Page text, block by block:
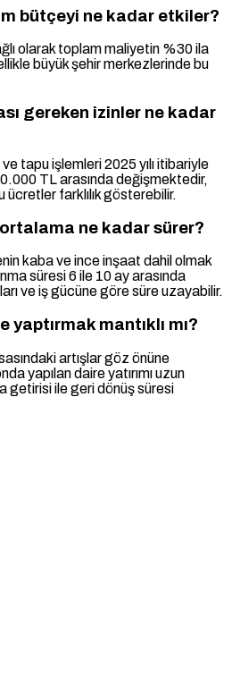
bütçeyi ne kadar etkiler?
olarak toplam maliyetin %30 ila
büyük şehir merkezlerinde bu
gereken izinler ne kadar
tapu işlemleri 2025 yılı itibariyle
TL arasında değişmektedir,
ücretler farklılık gösterebilir.
ne kadar sürer?
kaba ve ince inşaat dahil olmak
süresi 6 ile 10 ay arasında
ve iş gücüne göre süre uzayabilir.
yaptırmak mantıklı mı?
artışlar göz önüne
yapılan daire yatırımı uzun
getirisi ile geri dönüş süresi